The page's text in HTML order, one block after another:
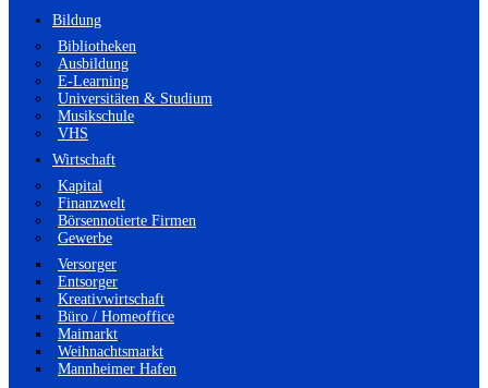
Bildung
Bibliotheken
Ausbildung
E-Learning
Universitäten & Studium
Musikschule
VHS
Wirtschaft
Kapital
Finanzwelt
Börsennotierte Firmen
Gewerbe
Versorger
Entsorger
Kreativwirtschaft
Büro / Homeoffice
Maimarkt
Weihnachtsmarkt
Mannheimer Hafen